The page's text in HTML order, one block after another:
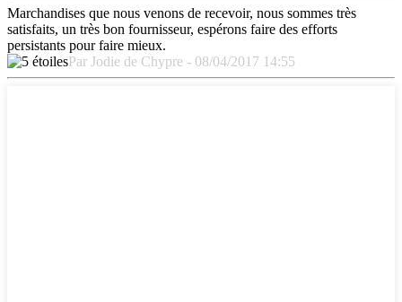
Marchandises que nous venons de recevoir, nous sommes très
satisfaits, un très bon fournisseur, espérons faire des efforts
persistants pour faire mieux.
Par Jodie de Chypre - 08/04/2017 14:55